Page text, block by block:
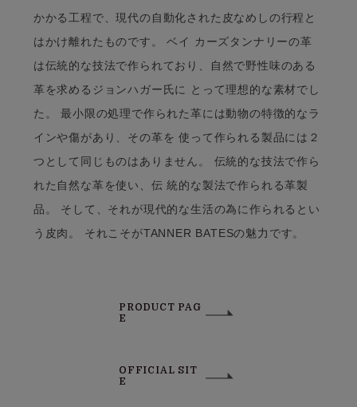
かかる工程で、現代の自動化された皮なめしの行程と
はかけ離れたものです。 ベイ カーズタンナリーの革
は伝統的な技法で作られており、自然で野性味のある
革を求めるジョンハガー氏に とって理想的な素材でし
た。 最小限の処理で作られた革には動物の特徴的なラ
インや傷があり、その革を 使って作られる製品には２
つとして同じものはありません。 伝統的な技法で作ら
れた自然な革を使い、伝 統的な製法で作られる革製
品。 そして、それが現代的な生活の為に作られるとい
う皮肉。 それこそがTANNER BATESの魅力です。
PRODUCT PAG
E
OFFICIAL SIT
E